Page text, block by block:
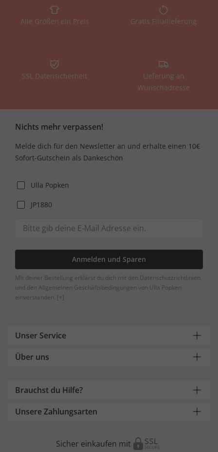
Alle Größen ein Preis Gratis Filiallieferung
SSL Datensicherheit
Lieferung an
Wunschadresse
Nichts mehr verpassen!
Melde dich für den Newsletter an und erhalte einen 10€
Sofort-Gutschein als Dankeschön
Ulla Popken
JP1880
Anmelden und Sparen
Mit deiner Bestellung erklärst du dich mit den Datenschutzrichtlinien
und den Allgemeinen Geschäftsbedingungen von Ulla Popken
einverstanden. [+]
Unser Service
Über uns
Brauchst du Hilfe?
Unsere Zahlungsarten
Sicher einkaufen mit